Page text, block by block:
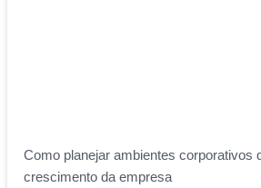
Como planejar ambientes corporativos
crescimento da empresa